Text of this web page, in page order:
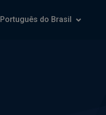
Português do Brasil